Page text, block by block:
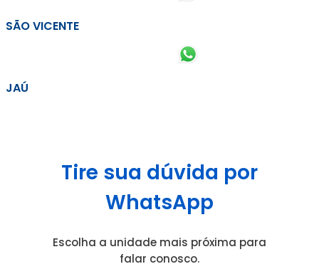
SÃO VICENTE
JAÚ
Tire sua dúvida por
WhatsApp
Escolha a unidade mais próxima para
falar conosco.